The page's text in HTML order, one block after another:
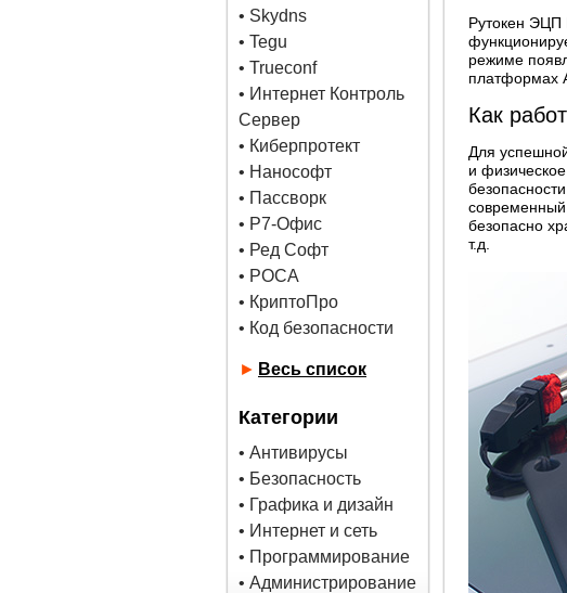
• Skydns
• Tegu
• Trueconf
• Интернет Контроль
Сервер
• Киберпротект
• Нанософт
• Пассворк
• Р7-Офис
• Ред Софт
• РОСА
• КриптоПро
• Код безопасности
► Весь список
Категории
• Антивирусы
• Безопасность
• Графика и дизайн
• Интернет и сеть
• Программирование
• Администрирование
Рутокен ЭЦП
режиме
платформах
Как
Для
и
безопасно
т.д.